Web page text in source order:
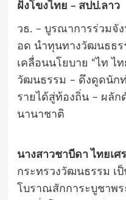
ฝั่งโขงไทย – สปป.ลาว
วธ. – บูรณาการร่วมจั
อด นำทุนทางวัฒนธธร
เคลื่อนนโยบาย “ไท ไ
วัฒนธรรม – ดึงดูดนัก
รายได้สู่ท้องถิ่น – ผลั
นานาชาติ
นางสาวชาบีดา ไทยเศ
กระทรวงวัฒนธรรม เ
โบราณสักการะบูชาพ